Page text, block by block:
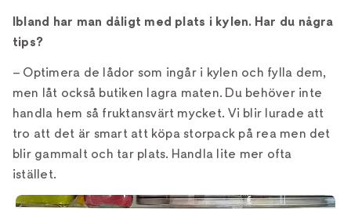
Ibland har man dåligt med plats i kylen. Har du några
tips?
– Optimera de lådor som ingår i kylen och fylla dem,
men låt också butiken lagra maten. Du behöver inte
handla hem så fruktansvärt mycket. Vi blir lurade att
tro att det är smart att köpa storpack på rea men det
blir gammalt och tar plats. Handla lite mer ofta
istället.